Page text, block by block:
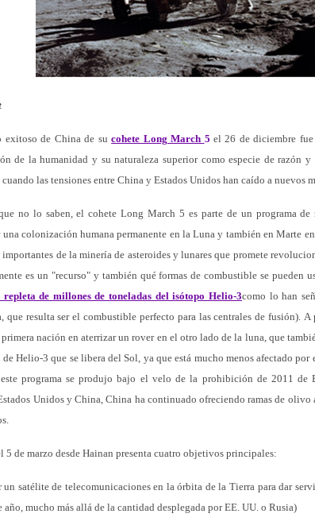
exitoso de China de sucohete Long March 5 el 26 de diciembre
de la humanidad y su naturaleza superior como especie de razón
las tensiones entre China y Estados Unidos han caído a nuevos
no lo saben, el cohete Long March 5 es parte de un programa
colonización humana permanente en la Luna y también en Marte
de la minería de asteroides y lunares que promete
es un "recurso" y también qué formas de combustible se pueden
de millones de toneladas del isótopo Helio-3como lo han
que resulta ser el combustible perfecto para las centrales de fusión).
nación en aterrizar un rover en el otro lado de la luna, que
de Helio-3 que se libera del Sol, ya que está mucho menos afectado
programa se produjo bajo el velo de la prohibición de 2011 de
Unidos y China, China ha continuado ofreciendo ramas de olivo
5 de marzo desde Hainan presenta cuatro objetivos principales:
un satélite de telecomunicaciones en la órbita de la Tierra para dar
año, mucho más allá de la cantidad desplegada por EE. UU. o Rusia)